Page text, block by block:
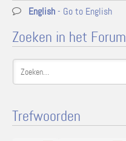
English- Go to English
Zoeken in het Forum
Trefwoorden